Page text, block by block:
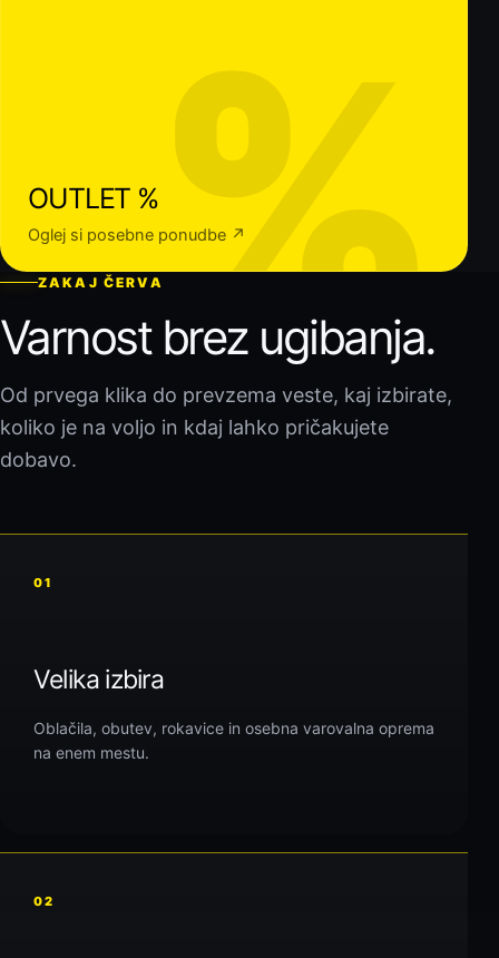
%
OUTLET %
Oglej si posebne ponudbe ↗
ZAKAJ ČERVA
Varnost brez ugibanja.
Od prvega klika do prevzema veste, kaj izbirate,
koliko je na voljo in kdaj lahko pričakujete
dobavo.
01
Velika izbira
Oblačila, obutev, rokavice in osebna varovalna oprema
na enem mestu.
02